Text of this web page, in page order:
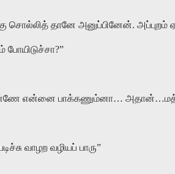
தானே அனுப்பினேன். அப்புறம்
போயிடுச்சா?”
என்னை பாக்கணும்னா…
வாழற வழியப் பாரு”